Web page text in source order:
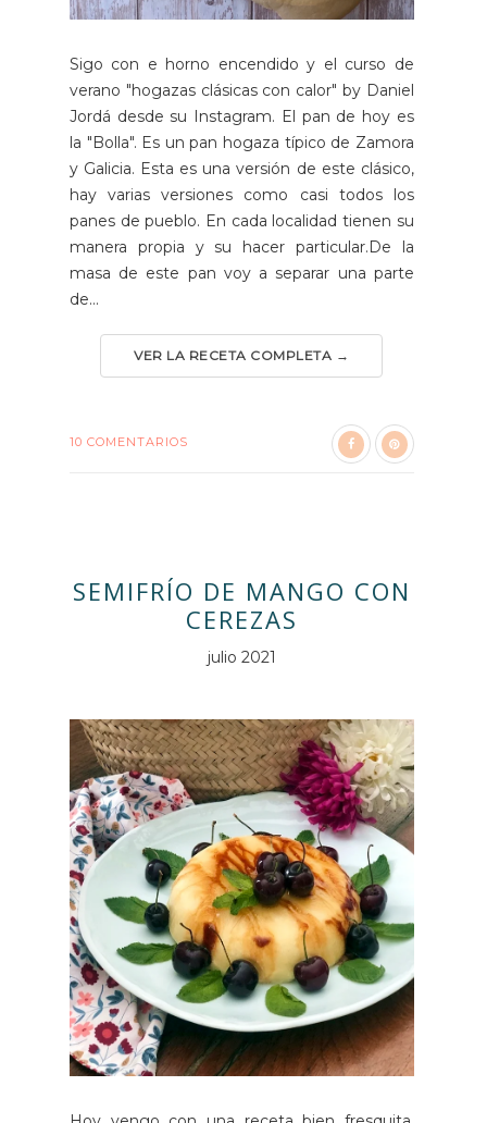
Sigo con e horno encendido y el curso de
verano "hogazas clásicas con calor" by Daniel
Jordá desde su Instagram. El pan de hoy es
la "Bolla". Es un pan hogaza típico de Zamora
y Galicia. Esta es una versión de este clásico,
hay varias versiones como casi todos los
panes de pueblo. En cada localidad tienen su
manera propia y su hacer particular.De la
masa de este pan voy a separar una parte
de...
VER LA RECETA COMPLETA →
10 COMENTARIOS
SEMIFRÍO DE MANGO CON
CEREZAS
julio 2021